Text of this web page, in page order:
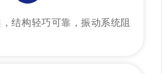
结构轻巧可靠，振动系统阻